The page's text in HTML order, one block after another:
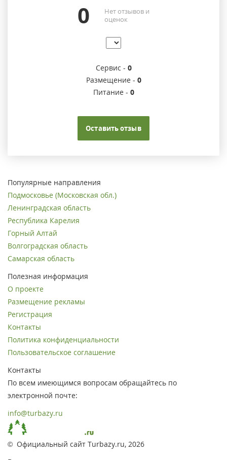
0
Нет отзывов и
оценок
Сервис - 0
Размещение - 0
Питание - 0
Оставить отзыв
Популярные направления
Подмосковье (Московская обл.)
Ленинградская область
Республика Карелия
Горный Алтай
Волгоградская область
Самарская область
Полезная информация
О проекте
Размещение рекламы
Регистрация
Контакты
Политика конфиденциальности
Пользовательское соглашение
Контакты
По всем имеющимся вопросам обращайтесь по
электронной почте:
info@turbazy.ru
© Официальный сайт Turbazy.ru, 2026